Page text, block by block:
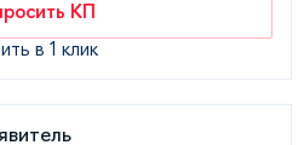
КП
в 1 клик